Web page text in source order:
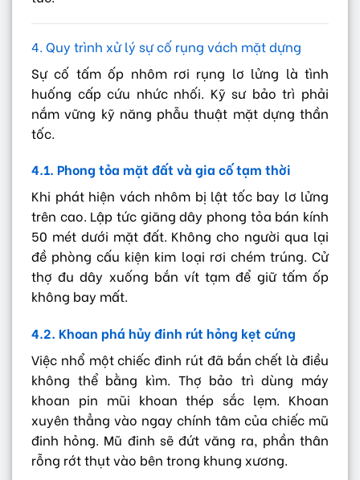
4. Quy trình xử lý sự cố rụng vách mặt dựng
Sự cố tấm ốp nhôm rơi rụng lơ lửng là tình
huống cấp cứu nhức nhối. Kỹ sư bảo trì phải
nắm vững kỹ năng phẫu thuật mặt dựng thần
tốc.
4.1. Phong tỏa mặt đất và gia cố tạm thời
Khi phát hiện vách nhôm bị lật tốc bay lơ lửng
trên cao. Lập tức giăng dây phong tỏa bán kính
50 mét dưới mặt đất. Không cho người qua lại
đề phòng cấu kiện kim loại rơi chém trúng. Cử
thợ đu dây xuống bắn vít tạm để giữ tấm ốp
không bay mất.
4.2. Khoan phá hủy đinh rút hỏng kẹt cứng
Việc nhổ một chiếc đinh rút đã bắn chết là điều
không thể bằng kìm. Thợ bảo trì dùng máy
khoan pin mũi khoan thép sắc lẹm. Khoan
xuyên thẳng vào ngay chính tâm của chiếc mũ
đinh hỏng. Mũ đinh sẽ đứt văng ra, phần thân
rỗng rớt thụt vào bên trong khung xương.